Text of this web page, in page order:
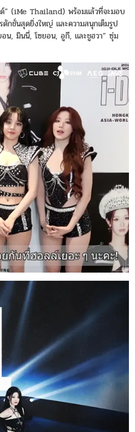
ด์” (iMe Thailand) พร้อมแล้วที่จะมอบ
กชั่นสุดยิ่งใหญ่ และความสนุกเต็มรูป
น, มินนี่, โซยอน, อูกี, และชูฮวา” ซุ่ม